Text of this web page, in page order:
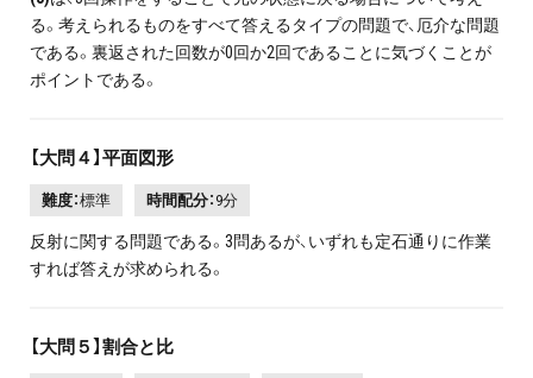
る。考えられるものをすべて答えるタイプの問題で、厄介な問題
である。裏返された回数が0回か2回であることに気づくことが
ポイントである。
【大問４】平面図形
難度：標準 時間配分： 9分
反射に関する問題である。3問あるが、いずれも定石通りに作業
すれば答えが求められる。
【大問５】割合と比